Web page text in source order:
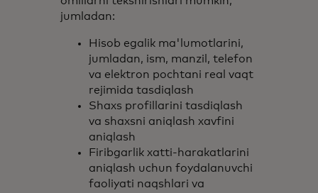
jumladan:
Hisob egalik ma'lumotlarini,
jumladan, ism, manzil, telefon
va elektron pochtani real vaqt
rejimida tasdiqlash
Shaxs profillarini tasdiqlash
va shaxsni aniqlash xavfini
aniqlash
Firibgarlik xatti-harakatlarini
aniqlash uchun foydalanuvchi
faoliyati naqshlari va